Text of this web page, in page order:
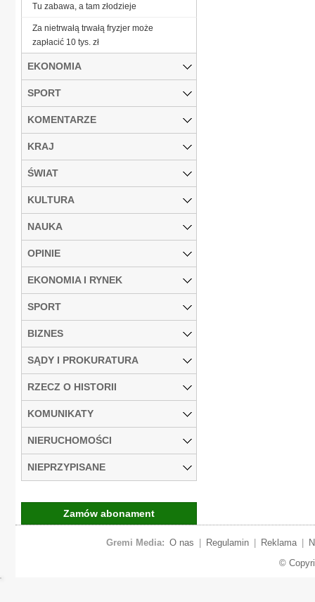
Tu zabawa, a tam złodzieje
Za nietrwałą trwałą fryzjer może
zapłacić 10 tys. zł
EKONOMIA
SPORT
KOMENTARZE
KRAJ
ŚWIAT
KULTURA
NAUKA
OPINIE
EKONOMIA I RYNEK
SPORT
BIZNES
SĄDY I PROKURATURA
RZECZ O HISTORII
KOMUNIKATY
NIERUCHOMOŚCI
NIEPRZYPISANE
Zamów abonament
Gremi Media: O nas Regulamin Reklama
©